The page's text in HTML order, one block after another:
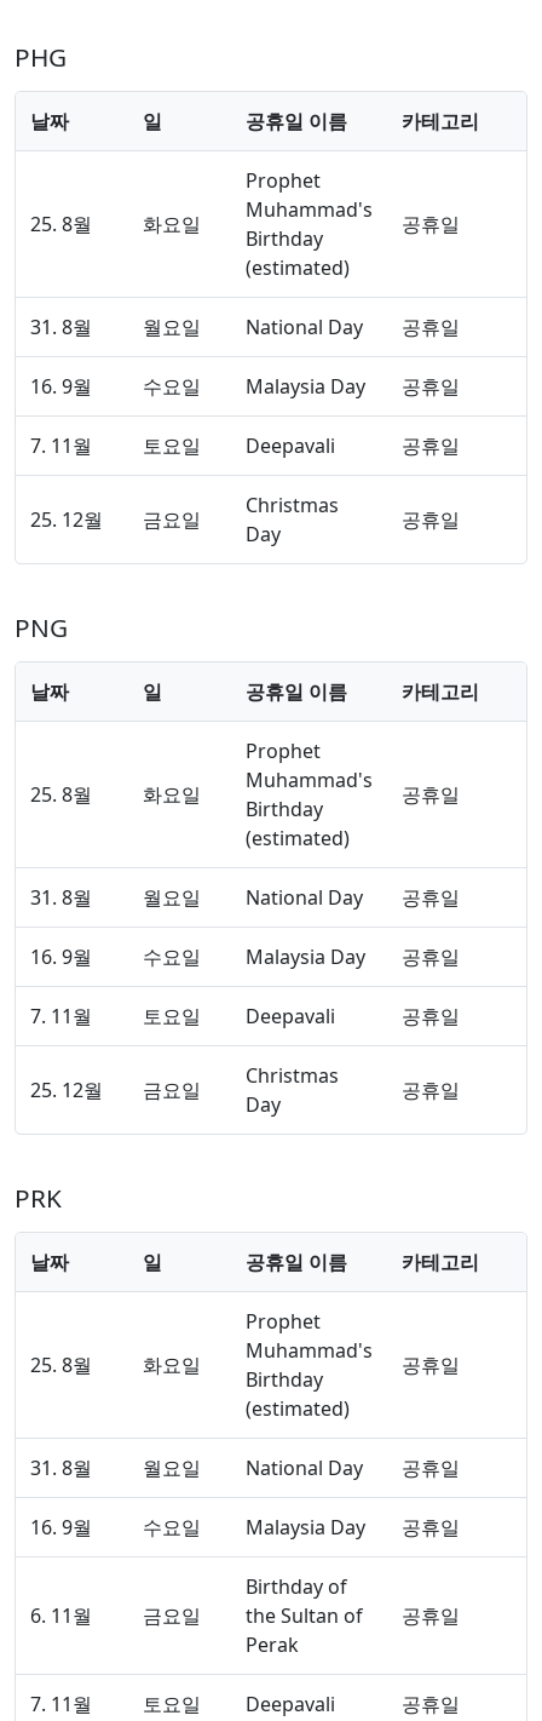
PHG
날짜 일 공휴일 이름 카테고리
25. 8월 화요일
Prophet
Muhammad's
Birthday
(estimated)
공휴일
31. 8월 월요일 National Day 공휴일
16. 9월 수요일 Malaysia Day 공휴일
7. 11월 토요일 Deepavali 공휴일
25. 12월 금요일
Christmas
Day
공휴일
PNG
날짜 일 공휴일 이름 카테고리
25. 8월 화요일
Prophet
Muhammad's
Birthday
(estimated)
공휴일
31. 8월 월요일 National Day 공휴일
16. 9월 수요일 Malaysia Day 공휴일
7. 11월 토요일 Deepavali 공휴일
25. 12월 금요일
Christmas
Day
공휴일
PRK
날짜 일 공휴일 이름 카테고리
25. 8월 화요일
Prophet
Muhammad's
Birthday
(estimated)
공휴일
31. 8월 월요일 National Day 공휴일
16. 9월 수요일 Malaysia Day 공휴일
6. 11월 금요일
Birthday of
the Sultan of
Perak
공휴일
7. 11월 토요일 Deepavali 공휴일